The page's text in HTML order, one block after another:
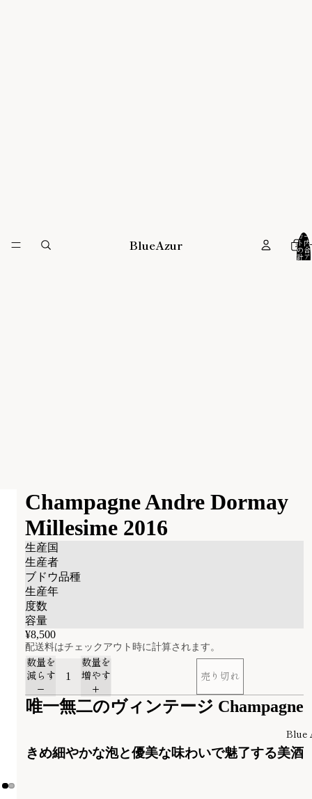
BlueAzur ホ
Blue
カー
ト内
の合
計ア
イテ
Champagne Andre Dormay
Millesime 2016
生産国
生産者
ブドウ品種
生産年
度数
容量
¥8,500
配送料はチェックアウト時に計算されます。
数量を
減らす
数量を
増やす
売り切れ
唯一無二のヴィンテージ Champagne
きめ細やかな泡と優美な味わいで魅了する美酒